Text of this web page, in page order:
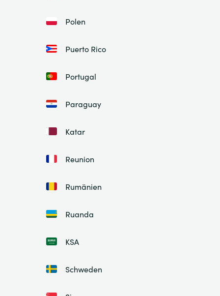
Polen
Puerto Rico
Portugal
Paraguay
Katar
Reunion
Rumänien
Ruanda
KSA
Schweden